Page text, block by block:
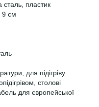
сталь, пластик
9 см
для підігріву
столові
для європейської